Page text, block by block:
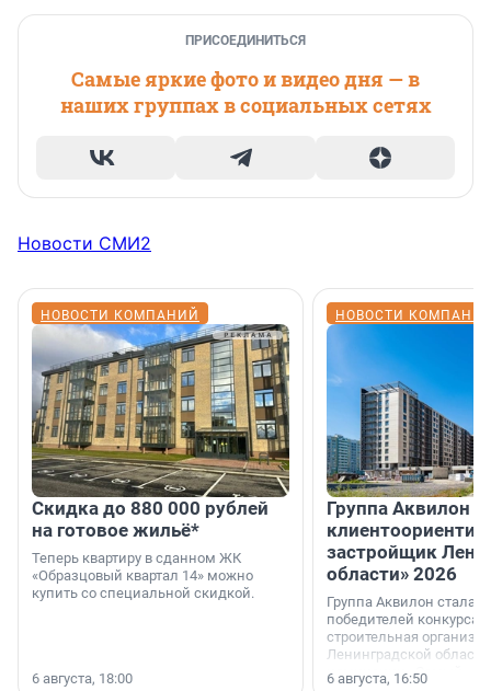
ПРИСОЕДИНИТЬСЯ
Самые яркие фото и видео дня — в
наших группах в социальных сетях
Новости СМИ2
НОВОСТИ КОМПАНИЙ
Скидка до 880 000 рублей
на готовое жильё*
Теперь квартиру в сданном ЖК
«Образцовый квартал 14» можно
купить со специальной скидкой.
6 августа, 18:00
НОВОСТИ
Группа Аквилон
застройщик
области» 2026
Группа Аквилон стала
победителей конкурса
строительная
Ленинградской области
номинации «Самый
6 августа, 16:50